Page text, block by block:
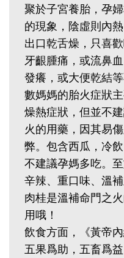
聚於子宮養胎，孕
的現象，陰虛則內
出口乾舌燥，只喜
牙齦腫痛，或流鼻
發癢，或大便乾結
數媽媽的胎火症狀
燥熱症狀，但並不
火的用藥，因其易
弊。包含西瓜，冷
不建議孕媽多吃。
辛辣、重口味、溫
肉桂是溫補命門之
用哦！‭ ‬
飲食方面，《黃帝
五果爲助，五畜爲